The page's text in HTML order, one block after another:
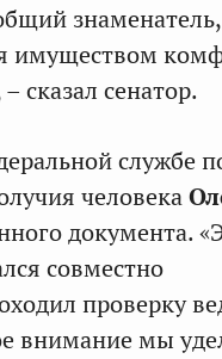
имуществом
сказал сенатор.
службе
человека
документа.
совместно
проверку
внимание мы